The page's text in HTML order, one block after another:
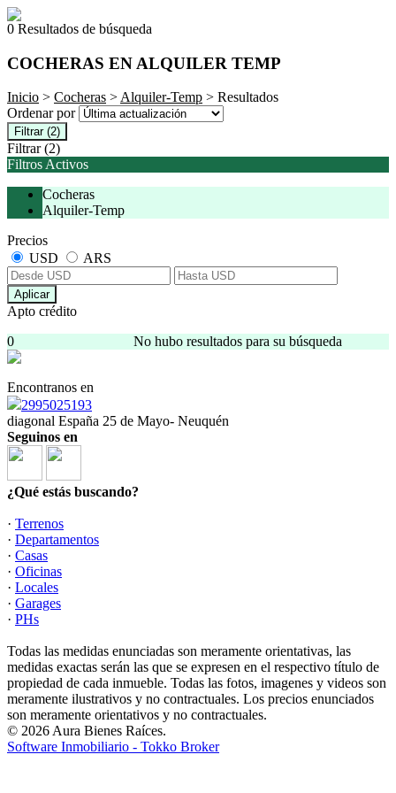
0 Resultados de búsqueda
COCHERAS EN ALQUILER TEMP
Inicio > Cocheras >Alquiler-Temp > Resultados
Ordenar por
Filtrar (2)
Filtrar (2)
Filtros Activos
Cocheras
Alquiler-Temp
Precios
USD
ARS
Aplicar
Apto crédito
No hubo resultados para su búsqueda
0
Encontranos en
2995025193
diagonal España 25 de Mayo- Neuquén
Seguinos en
¿Qué estás buscando?
· Terrenos
· Departamentos
· Casas
· Oficinas
· Locales
· Garages
· PHs
Todas las medidas enunciadas son meramente orientativas, las
medidas exactas serán las que se expresen en el respectivo título de
propiedad de cada inmueble. Todas las fotos, imagenes y videos son
meramente ilustrativos y no contractuales. Los precios enunciados
son meramente orientativos y no contractuales.
© 2026 Aura Bienes Raíces.
Software Inmobiliario - Tokko Broker